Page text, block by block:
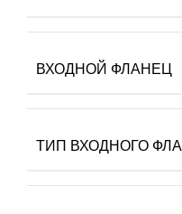
ВХОДНОЙ ФЛАНЕЦ
ТИП ВХОДНОГО